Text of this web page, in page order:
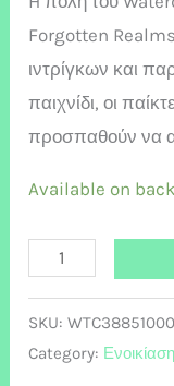
Forgotten Realms
ιντρίγκων και
παιχνίδι, οι
προσπαθούν να
Available on
SKU:
Category: